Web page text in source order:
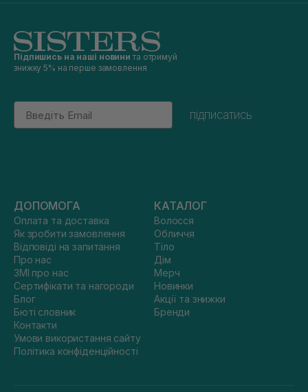
Підпишись на наші новини та отримуй
знижку 5% на перше замовлення
Email
підписатись
ДОПОМОГА
Оплата та доставка
Як зробити замовлення
Відповіді на запитання
Про нас
ЗМІ про нас
Сертифікати та нагороди
Блог
Бюті словник
Контакти
Умови використання сайту
Політика конфіденційності
КАТАЛОГ
Волосся
Обличчя
Тіло
Дім
Мерч
Новинки
Акції та знижки
Бренди